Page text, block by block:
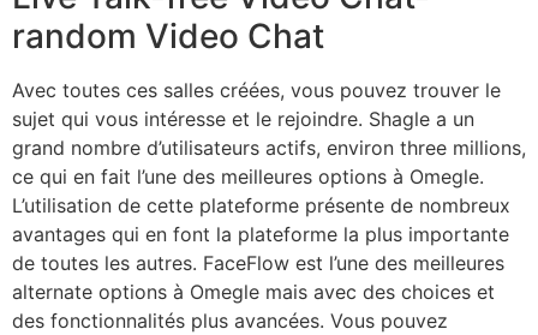
random Video Chat
Avec toutes ces salles créées, vous pouvez trouver le
sujet qui vous intéresse et le rejoindre. Shagle a un
grand nombre d’utilisateurs actifs, environ three millions,
ce qui en fait l’une des meilleures options à Omegle.
L’utilisation de cette plateforme présente de nombreux
avantages qui en font la plateforme la plus importante
de toutes les autres. FaceFlow est l’une des meilleures
alternate options à Omegle mais avec des choices et
des fonctionnalités plus avancées. Vous pouvez